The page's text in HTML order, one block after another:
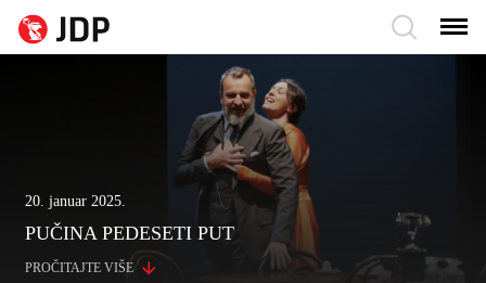
20. januar 2025.
PUČINA PEDESETI PUT
PROČITAJTE VIŠE